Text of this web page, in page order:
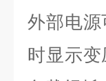
外部电
时显示